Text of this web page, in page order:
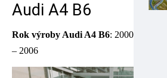
Audi A4 B6
Rok výroby Audi A4 B6: 2000
– 2006